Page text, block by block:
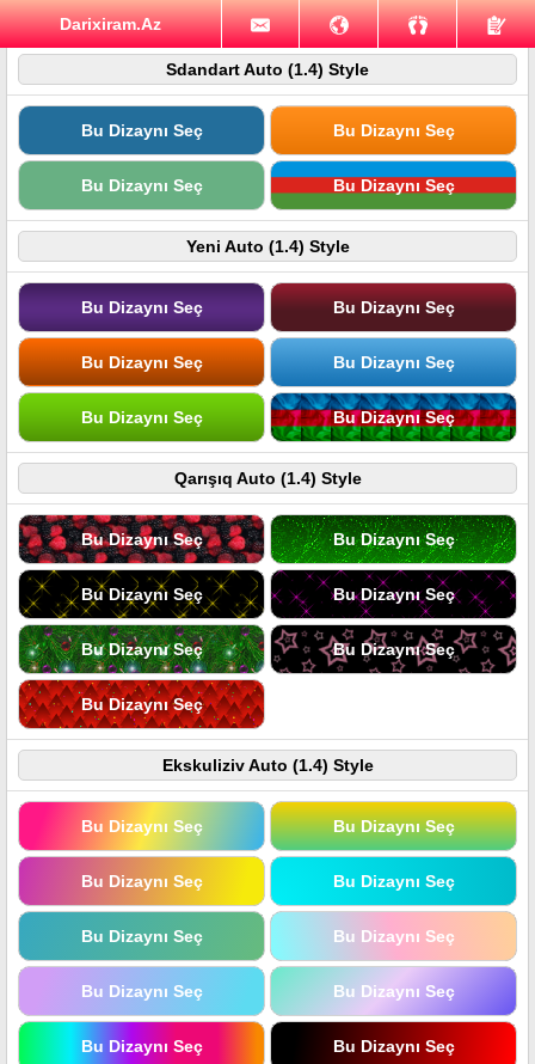
Darixiram.Az
Sdandart Auto (1.4) Style
Bu Dizaynı Seç Bu Dizaynı Seç
Bu Dizaynı Seç Bu Dizaynı Seç
Yeni Auto (1.4) Style
Bu Dizaynı Seç Bu Dizaynı Seç
Bu Dizaynı Seç Bu Dizaynı Seç
Bu Dizaynı Seç Bu Dizaynı Seç
Qarışıq Auto (1.4) Style
Bu Dizaynı Seç Bu Dizaynı Seç
Bu Dizaynı Seç Bu Dizaynı Seç
Bu Dizaynı Seç Bu Dizaynı Seç
Bu Dizaynı Seç
Ekskuliziv Auto (1.4) Style
Bu Dizaynı Seç Bu Dizaynı Seç
Bu Dizaynı Seç Bu Dizaynı Seç
Bu Dizaynı Seç Bu Dizaynı Seç
Bu Dizaynı Seç Bu Dizaynı Seç
Bu Dizaynı Seç Bu Dizaynı Seç